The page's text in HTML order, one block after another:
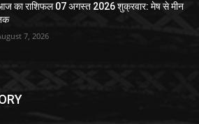
का राशिफल 07 अगस्त 2026 शुक्रवार: मेष से मीन
7, 2026